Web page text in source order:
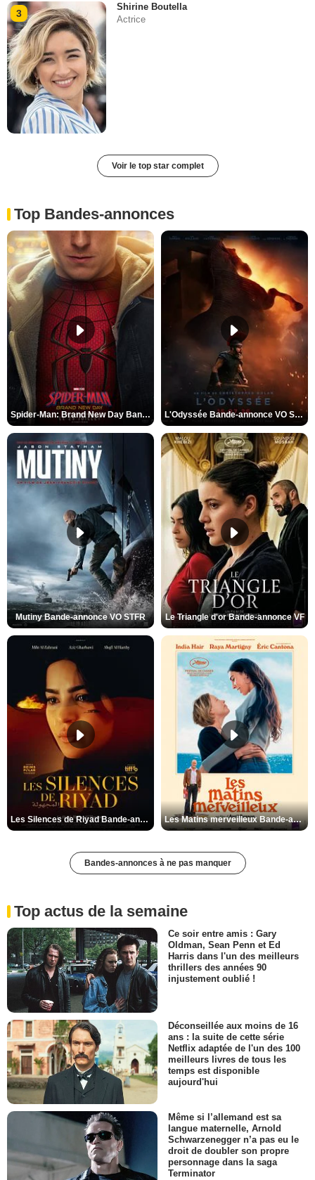
3
Shirine Boutella
Actrice
Voir le top star complet
Top Bandes-annonces
Spider-Man: Brand New Day Bande-annonce VO STFR L'Odyssée Bande-annonce VO STFR
Mutiny Bande-annonce VO STFR Le Triangle d'or Bande-annonce VF
Les Silences de Riyad Bande-annonce VO STFR Les Matins merveilleux Bande-annonce VF
Bandes-annonces à ne pas manquer
Top actus de la semaine
Ce soir entre amis : Gary
Oldman, Sean Penn et Ed
Harris dans l'un des meilleurs
thrillers des années 90
injustement oublié !
Déconseillée aux moins de 16
ans : la suite de cette série
Netflix adaptée de l'un des 100
meilleurs livres de tous les
temps est disponible
aujourd'hui
Même si l’allemand est sa
langue maternelle, Arnold
Schwarzenegger n’a pas eu le
droit de doubler son propre
personnage dans la saga
Terminator